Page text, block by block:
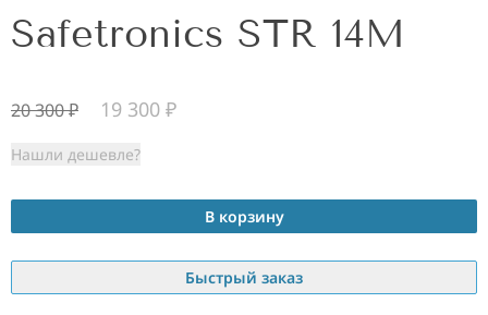
Safetronics STR 14M
20 300₽ 19 300 ₽
Нашли дешевле?
В корзину
Быстрый заказ